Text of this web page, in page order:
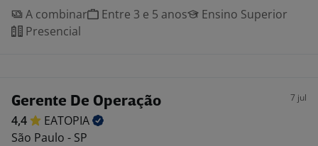
A combinar
Entre 3 e 5 anos
Ensino Superior
Presencial
Gerente De Operação 7 jul
4,4
EATOPIA
São Paulo - SP